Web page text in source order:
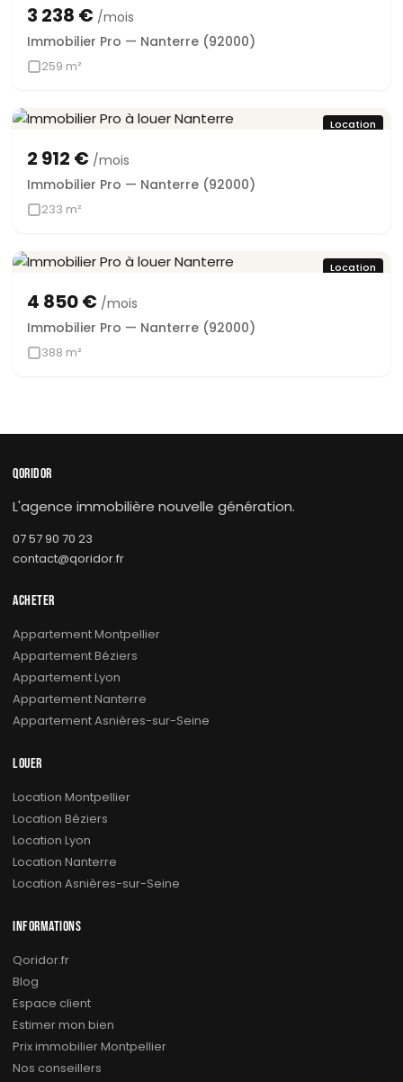
3 238 € /mois
Immobilier Pro — Nanterre (92000)
259 m²
Location
2 912 € /mois
Immobilier Pro — Nanterre (92000)
233 m²
Location
4 850 € /mois
Immobilier Pro — Nanterre (92000)
388 m²
QORIDOR
L'agence immobilière nouvelle génération.
07 57 90 70 23
contact@qoridor.fr
ACHETER
Appartement Montpellier
Appartement Béziers
Appartement Lyon
Appartement Nanterre
Appartement Asnières-sur-Seine
LOUER
Location Montpellier
Location Béziers
Location Lyon
Location Nanterre
Location Asnières-sur-Seine
INFORMATIONS
Qoridor.fr
Blog
Espace client
Estimer mon bien
Prix immobilier Montpellier
Nos conseillers